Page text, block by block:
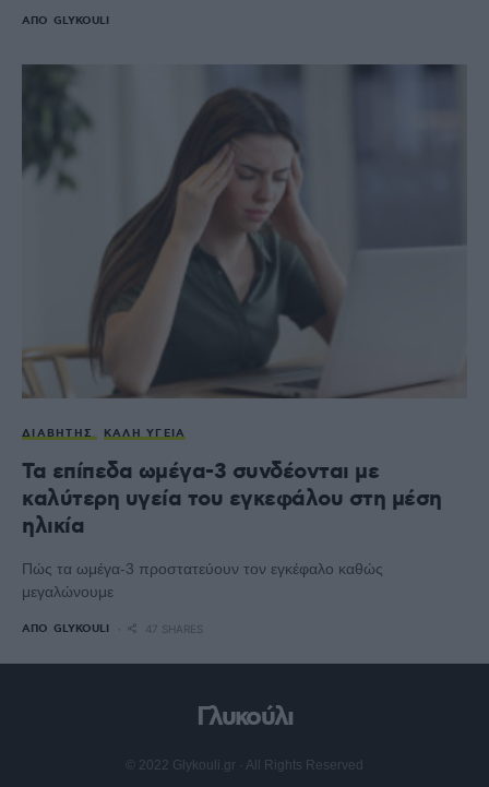
ΑΠΌ GLYKOULI
ΔΙΑΒΉΤΗΣ ΚΑΛΉ ΥΓΕΊΑ
Τα επίπεδα ωμέγα-3 συνδέονται με
καλύτερη υγεία του εγκεφάλου στη μέση
ηλικία
Πώς τα ωμέγα-3 προστατεύουν τον εγκέφαλο καθώς
μεγαλώνουμε
ΑΠΌ GLYKOULI 47 SHARES
Γλυκούλι
© 2022 Glykouli.gr · All Rights Reserved